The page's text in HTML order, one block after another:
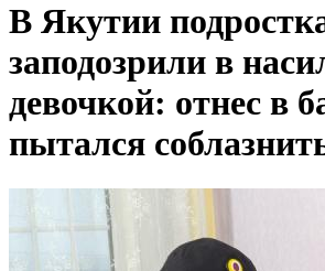
В Якутии
заподозрили в
девочкой: отнес в
пытался